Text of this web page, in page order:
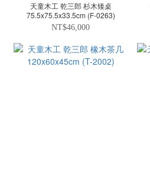
天童木工 乾三郎 杉木矮桌
75.5x75.5x33.5cm (F-0263)
NT$46,000